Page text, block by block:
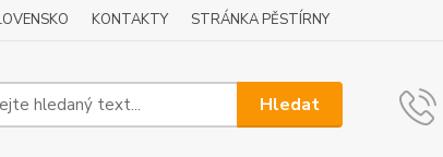
KONTAKTY STRÁNKA PĚSTÍRNY
Hledat